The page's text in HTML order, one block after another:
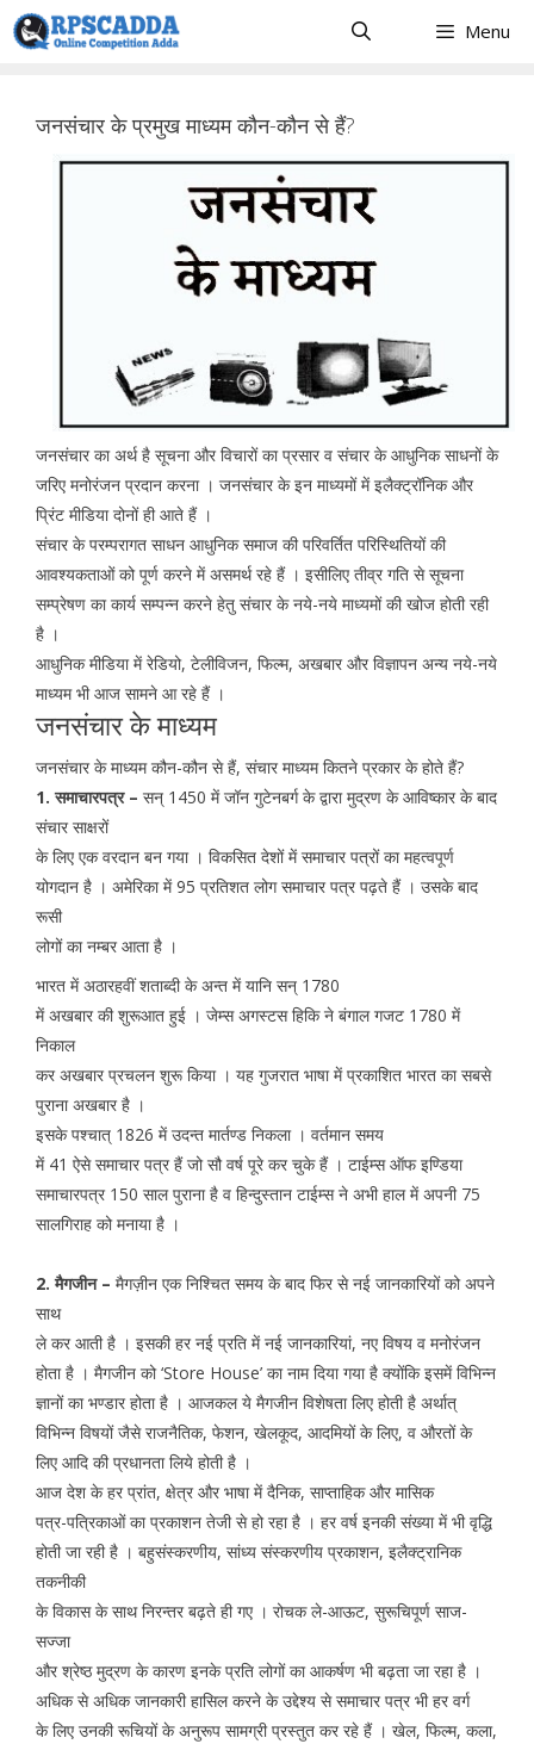
Skip
to
Menu
जनसंचार के प्रमुख माध्यम कौन-कौन से हैं?
जनसंचार का अर्थ है सूचना और विचारों का प्रसार व संचार के आधुनिक साधनों के
जरिए मनोरंजन प्रदान करना । जनसंचार के इन माध्यमों में इलैक्ट्रॉनिक और
प्रिंट मीडिया दोनों ही आते हैं ।
संचार के परम्परागत साधन आधुनिक समाज की परिवर्तित परिस्थितियों की
आवश्यकताओं को पूर्ण करने में असमर्थ रहे हैं । इसीलिए तीव्र गति से सूचना
सम्प्रेषण का कार्य सम्पन्न करने हेतु संचार के नये-नये माध्यमों की खोज होती रही
है ।
आधुनिक मीडिया में रेडियो, टेलीविजन, फिल्म, अखबार और विज्ञापन अन्य नये-नये
माध्यम भी आज सामने आ रहे हैं ।
जनसंचार के माध्यम
जनसंचार के माध्यम कौन-कौन से हैं, संचार माध्यम कितने प्रकार के होते हैं?
1. समाचारपत्र – सन् 1450 में जॉन गुटेनबर्ग के द्वारा मुद्रण के आविष्कार के बाद
संचार साक्षरों
के लिए एक वरदान बन गया । विकसित देशों में समाचार पत्रों का महत्वपूर्ण
योगदान है । अमेरिका में 95 प्रतिशत लोग समाचार पत्र पढ़ते हैं । उसके बाद
रूसी
लोगों का नम्बर आता है ।
भारत में अठारहवीं शताब्दी के अन्त में यानि सन् 1780
में अखबार की शुरूआत हुई । जेम्स अगस्टस हिकि ने बंगाल गजट 1780 में
निकाल
कर अखबार प्रचलन शुरू किया । यह गुजरात भाषा में प्रकाशित भारत का सबसे
पुराना अखबार है ।
इसके पश्चात् 1826 में उदन्त मार्तण्ड निकला । वर्तमान समय
में 41 ऐसे समाचार पत्र हैं जो सौ वर्ष पूरे कर चुके हैं । टाईम्स ऑफ इण्डिया
समाचारपत्र 150 साल पुराना है व हिन्दुस्तान टाईम्स ने अभी हाल में अपनी 75
सालगिराह को मनाया है ।
2. मैगजीन – मैगज़ीन एक निश्चित समय के बाद फिर से नई जानकारियों को अपने
साथ
ले कर आती है । इसकी हर नई प्रति में नई जानकारियां, नए विषय व मनोरंजन
होता है । मैगजीन को ‘Store House’ का नाम दिया गया है क्योंकि इसमें विभिन्न
ज्ञानों का भण्डार होता है । आजकल ये मैगजीन विशेषता लिए होती है अर्थात्
विभिन्न विषयों जैसे राजनैतिक, फेशन, खेलकूद, आदमियों के लिए, व औरतों के
लिए आदि की प्रधानता लिये होती है ।
आज देश के हर प्रांत, क्षेत्र और भाषा में दैनिक, साप्ताहिक और मासिक
पत्र-पत्रिकाओं का प्रकाशन तेजी से हो रहा है । हर वर्ष इनकी संख्या में भी वृद्धि
होती जा रही है । बहुसंस्करणीय, सांध्य संस्करणीय प्रकाशन, इलैक्ट्रानिक
तकनीकी
के विकास के साथ निरन्तर बढ़ते ही गए । रोचक ले-आऊट, सुरूचिपूर्ण साज-
सज्जा
और श्रेष्ठ मुद्रण के कारण इनके प्रति लोगों का आकर्षण भी बढ़ता जा रहा है ।
अधिक से अधिक जानकारी हासिल करने के उद्देश्य से समाचार पत्र भी हर वर्ग
के लिए उनकी रूचियों के अनुरूप सामग्री प्रस्तुत कर रहे हैं । खेल, फिल्म, कला,